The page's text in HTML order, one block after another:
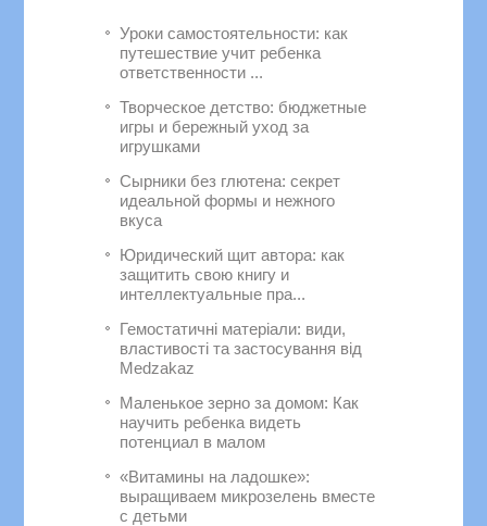
Уроки самостоятельности: как
путешествие учит ребенка
ответственности ...
Творческое детство: бюджетные
игры и бережный уход за
игрушками
Сырники без глютена: секрет
идеальной формы и нежного
вкуса
Юридический щит автора: как
защитить свою книгу и
интеллектуальные пра...
Гемостатичні матеріали: види,
властивості та застосування від
Medzakaz
Маленькое зерно за домом: Как
научить ребенка видеть
потенциал в малом
«Витамины на ладошке»:
выращиваем микрозелень вместе
с детьми